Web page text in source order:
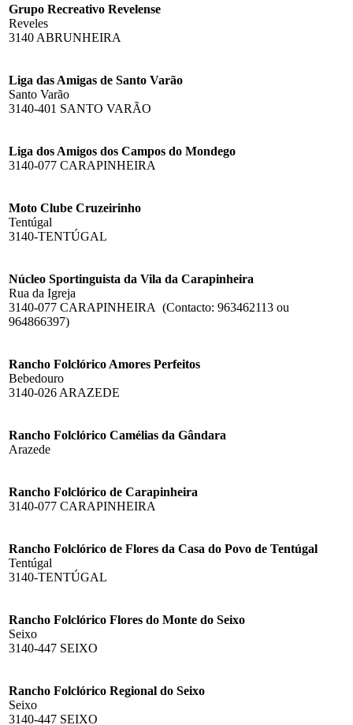
Grupo Recreativo Revelense
Reveles
3140 ABRUNHEIRA
Liga das Amigas de Santo Varão
Santo Varão
3140-401 SANTO VARÃO
Liga dos Amigos dos Campos do Mondego
3140-077 CARAPINHEIRA
Moto Clube Cruzeirinho
Tentúgal
3140-TENTÚGAL
Núcleo Sportinguista da Vila da Carapinheira
Rua da Igreja
3140-077 CARAPINHEIRA (Contacto: 963462113 ou
964866397)
Rancho Folclórico Amores Perfeitos
Bebedouro
3140-026 ARAZEDE
Rancho Folclórico Camélias da Gândara
Arazede
Rancho Folclórico de Carapinheira
3140-077 CARAPINHEIRA
Rancho Folclórico de Flores da Casa do Povo de Tentúgal
Tentúgal
3140-TENTÚGAL
Rancho Folclórico Flores do Monte do Seixo
Seixo
3140-447 SEIXO
Rancho Folclórico Regional do Seixo
Seixo
3140-447 SEIXO